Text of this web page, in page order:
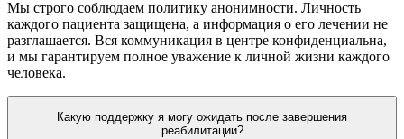
Мы строго соблюдаем политику анонимности. Личность
каждого пациента защищена, а информация о его лечении не
разглашается. Вся коммуникация в центре конфиденциальна,
и мы гарантируем полное уважение к личной жизни каждого
человека.
Какую поддержку я могу ожидать после завершения
реабилитации?